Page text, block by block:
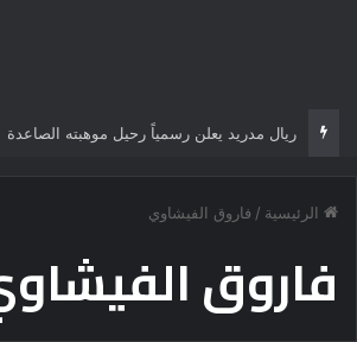
ريال مدريد يعلن رسمياً رحيل موهبته الصاعدة
الرئيسية / فاروق الفيشاوي
فاروق